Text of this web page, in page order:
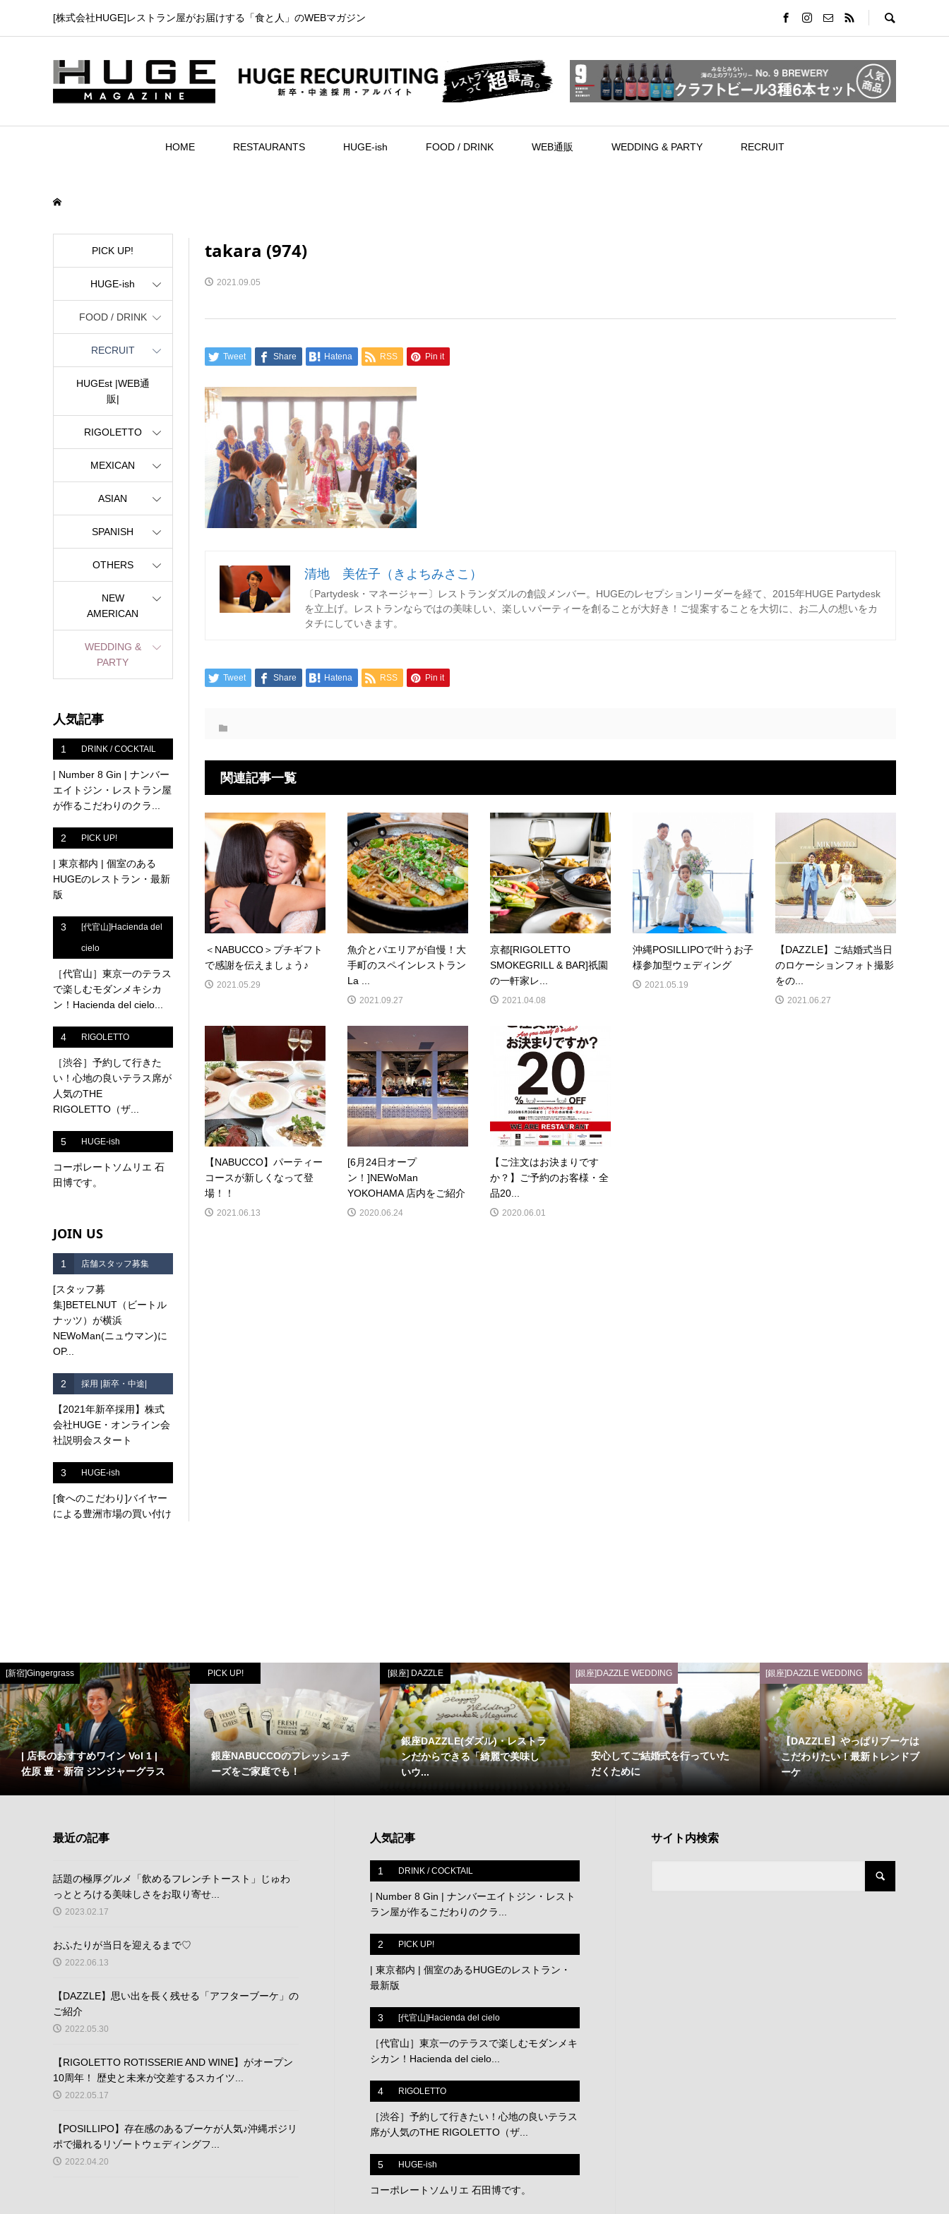
[株式会社HUGE]レストラン屋がお届けする「食と人」のWEBマガジン
HOME RESTAURANTS HUGE-ish FOOD / DRINK WEB通販 WEDDING & PARTY RECRUIT
takara (974)
2021.09.05
Tweet Share Hatena RSS Pin it
清地 美佐子（きよちみさこ）
〔Partydesk・マネージャー〕レストランダズルの創設メンバー。HUGEのレセプションリーダーを経て、2015年HUGE Partydesk
を立上げ。レストランならではの美味しい、楽しいパーティーを創ることが大好き！ご提案することを大切に、お二人の想いをカ
タチにしていきます。
Tweet Share Hatena RSS Pin it
関連記事一覧
＜NABUCCO＞プチギフト
で感謝を伝えましょう♪
2021.05.29
魚介とパエリアが自慢！大
手町のスペインレストラン
La ...
2021.09.27
京都[RIGOLETTO
SMOKEGRILL & BAR]祇園
の一軒家レ...
2021.04.08
沖縄POSILLIPOで叶うお子
様参加型ウェディング
2021.05.19
【DAZZLE】ご結婚式当日
のロケーションフォト撮影
をの...
2021.06.27
【NABUCCO】パーティー
コースが新しくなって登
場！！
2021.06.13
[6月24日オープ
ン！]NEWoMan
YOKOHAMA 店内をご紹介
2020.06.24
【ご注文はお決まりです
か？】ご予約のお客様・全
品20...
2020.06.01
PICK UP!
HUGE-ish
FOOD / DRINK
RECRUIT
HUGEst |WEB通
販|
RIGOLETTO
MEXICAN
ASIAN
SPANISH
OTHERS
NEW
AMERICAN
WEDDING &
PARTY
人気記事
1 DRINK / COCKTAIL
| Number 8 Gin | ナンバー
エイトジン・レストラン屋
が作るこだわりのクラ...
2 PICK UP!
| 東京都内 | 個室のある
HUGEのレストラン・最新
版
3 [代官山]Hacienda del
cielo
［代官山］東京一のテラス
で楽しむモダンメキシカ
ン！Hacienda del cielo...
4 RIGOLETTO
［渋谷］予約して行きた
い！心地の良いテラス席が
人気のTHE
RIGOLETTO（ザ...
5 HUGE-ish
コーポレートソムリエ 石
田博です。
JOIN US
1 店舗スタッフ募集
[スタッフ募
集]BETELNUT（ビートル
ナッツ）が横浜
NEWoMan(ニュウマン)に
OP...
2 採用 |新卒・中途|
【2021年新卒採用】株式
会社HUGE・オンライン会
社説明会スタート
3 HUGE-ish
[食へのこだわり]バイヤー
による豊洲市場の買い付け
[新宿]Gingergrass
| 店長のおすすめワイン Vol 1 |
佐原 豊・新宿 ジンジャーグラス
PICK UP!
銀座NABUCCOのフレッシュチ
ーズをご家庭でも！
[銀座] DAZZLE
銀座DAZZLE(ダズル)・レストラ
ンだからできる「綺麗で美味し
いウ...
[銀座]DAZZLE WEDDING
安心してご結婚式を行っていた
だくために
[銀座]DAZZLE WEDDING
【DAZZLE】やっぱりブーケは
こだわりたい！最新トレンドブ
ーケ
最近の記事
話題の極厚グルメ「飲めるフレンチトースト」じゅわ
っととろける美味しさをお取り寄せ...
2023.02.17
おふたりが当日を迎えるまで♡
2022.06.13
【DAZZLE】思い出を長く残せる「アフターブーケ」の
ご紹介
2022.05.30
【RIGOLETTO ROTISSERIE AND WINE】がオープン
10周年！ 歴史と未来が交差するスカイツ...
2022.05.17
【POSILLIPO】存在感のあるブーケが人気♪沖縄ポジリ
ポで撮れるリゾートウェディングフ...
2022.04.20
人気記事
1 DRINK / COCKTAIL
| Number 8 Gin | ナンバーエイトジン・レスト
ラン屋が作るこだわりのクラ...
2 PICK UP!
| 東京都内 | 個室のあるHUGEのレストラン・
最新版
3 [代官山]Hacienda del cielo
［代官山］東京一のテラスで楽しむモダンメキ
シカン！Hacienda del cielo...
4 RIGOLETTO
［渋谷］予約して行きたい！心地の良いテラス
席が人気のTHE RIGOLETTO（ザ...
5 HUGE-ish
コーポレートソムリエ 石田博です。
サイト内検索